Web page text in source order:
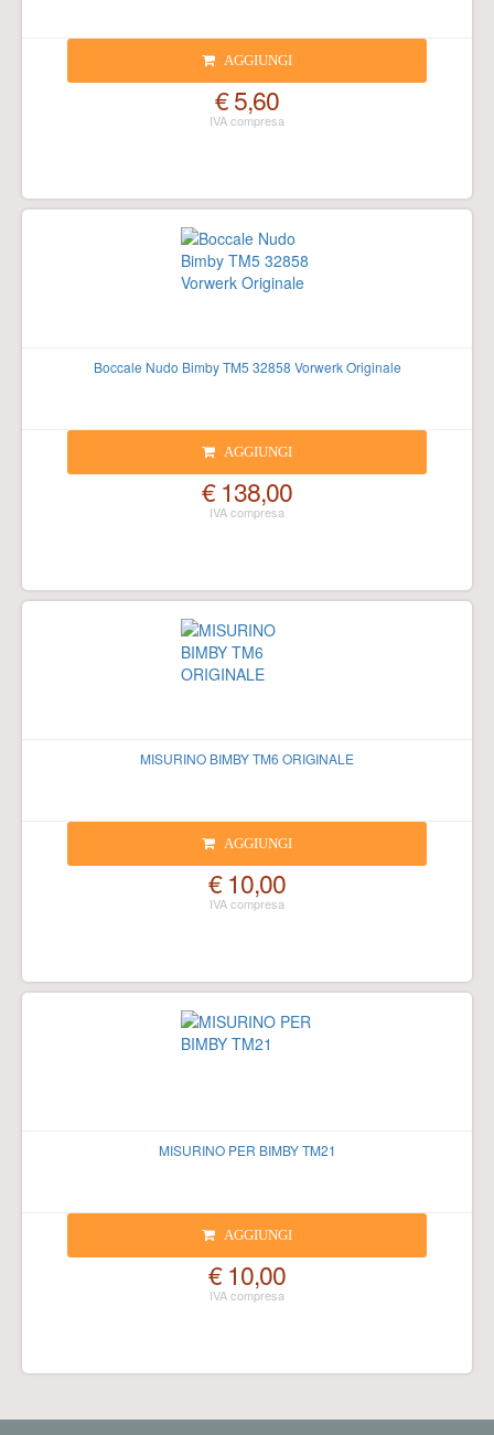
AGGIUNGI
€ 5,60
Boccale Nudo Bimby TM5 32858 Vorwerk Originale
AGGIUNGI
€ 138,00
MISURINO BIMBY TM6 ORIGINALE
AGGIUNGI
€ 10,00
MISURINO PER BIMBY TM21
AGGIUNGI
€ 10,00